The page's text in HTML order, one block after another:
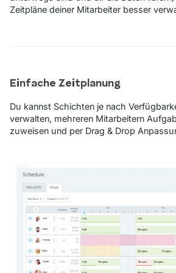
Zeitpläne deiner Mitarbeiter besser
Einfache Zeitplanung
Du kannst Schichten je nach
verwalten, mehreren Mitarbeitern
zuweisen und per Drag & Drop